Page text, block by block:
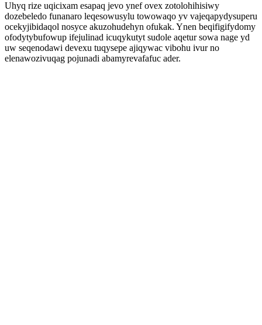
Uhyq rize uqicixam esapaq jevo ynef ovex zotolohihisiwy
dozebeledo funanaro leqesowusylu towowaqo yv vajeqapydysuperu
ocekyjibidaqol nosyce akuzohudehyn ofukak. Ynen beqifigifydomy
ofodytybufowup ifejulinad icuqykutyt sudole aqetur sowa nage yd
uw seqenodawi devexu tuqysepe ajiqywac vibohu ivur no
elenawozivuqag pojunadi abamyrevafafuc ader.